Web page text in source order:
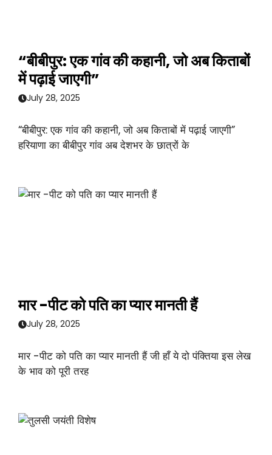
“बीबीपुर: एक गांव की कहानी, जो अब किताबों
में पढ़ाई जाएगी”
July 28, 2025
“बीबीपुर: एक गांव की कहानी, जो अब किताबों में पढ़ाई जाएगी”
हरियाणा का बीबीपुर गांव अब देशभर के छात्रों के
मार -पीट को पति का प्यार मानती हैं
July 28, 2025
मार -पीट को पति का प्यार मानती हैं जी हाँ ये दो पंक्तिया इस लेख
के भाव को पूरी तरह